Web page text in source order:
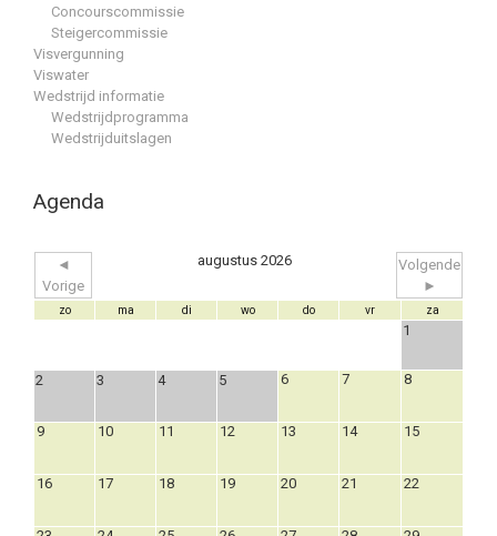
Concourscommissie
Steigercommissie
Visvergunning
Viswater
Wedstrijd informatie
Wedstrijdprogramma
Wedstrijduitslagen
Agenda
◄
Vorige
augustus 2026
Volgende
►
zo ma di wo do vr za
1
2 3 4 5 6 7 8
9 10 11 12 13 14 15
16 17 18 19 20 21 22